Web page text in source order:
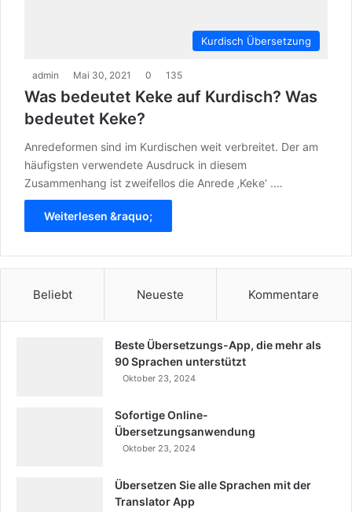
Kurdisch Übersetzung
admin Mai 30, 2021 0 135
Was bedeutet Keke auf Kurdisch? Was
bedeutet Keke?
Anredeformen sind im Kurdischen weit verbreitet. Der am
häufigsten verwendete Ausdruck in diesem
Zusammenhang ist zweifellos die Anrede ‚Keke‘ .…
Weiterlesen &raquo;
Beliebt Neueste Kommentare
Beste Übersetzungs-App, die mehr als
90 Sprachen unterstützt
Oktober 23, 2024
Sofortige Online-
Übersetzungsanwendung
Oktober 23, 2024
Übersetzen Sie alle Sprachen mit der
Translator App